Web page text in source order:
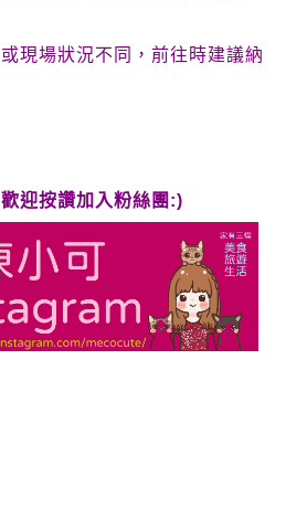
現場狀況不同，前往時建議納
迎按讚加入粉絲團:)